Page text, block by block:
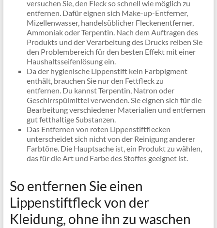
versuchen Sie, den Fleck so schnell wie möglich zu
entfernen. Dafür eignen sich Make-up-Entferner,
Mizellenwasser, handelsüblicher Fleckenentferner,
Ammoniak oder Terpentin. Nach dem Auftragen des
Produkts und der Verarbeitung des Drucks reiben Sie
den Problembereich für den besten Effekt mit einer
Haushaltsseifenlösung ein.
Da der hygienische Lippenstift kein Farbpigment
enthält, brauchen Sie nur den Fettfleck zu
entfernen. Du kannst Terpentin, Natron oder
Geschirrspülmittel verwenden. Sie eignen sich für die
Bearbeitung verschiedener Materialien und entfernen
gut fetthaltige Substanzen.
Das Entfernen von roten Lippenstiftflecken
unterscheidet sich nicht von der Reinigung anderer
Farbtöne. Die Hauptsache ist, ein Produkt zu wählen,
das für die Art und Farbe des Stoffes geeignet ist.
So entfernen Sie einen
Lippenstiftfleck von der
Kleidung, ohne ihn zu waschen